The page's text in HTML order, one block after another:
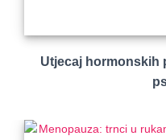
Utjecaj hormonskih